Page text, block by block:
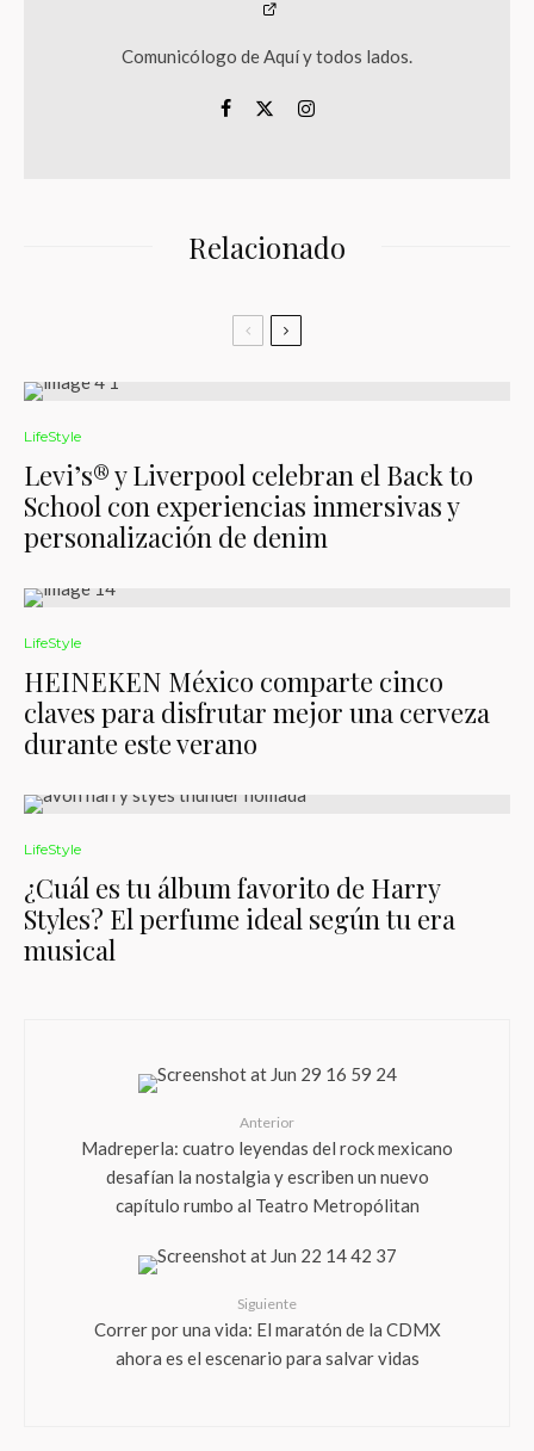
Comunicólogo de Aquí y todos lados.
Relacionado
LifeStyle
Levi’s® y Liverpool celebran el Back to
School con experiencias inmersivas y
personalización de denim
LifeStyle
HEINEKEN México comparte cinco
claves para disfrutar mejor una cerveza
durante este verano
LifeStyle
¿Cuál es tu álbum favorito de Harry
Styles? El perfume ideal según tu era
musical
Anterior
Madreperla: cuatro leyendas del rock mexicano
desafían la nostalgia y escriben un nuevo
capítulo rumbo al Teatro Metropólitan
Siguiente
Correr por una vida: El maratón de la CDMX
ahora es el escenario para salvar vidas